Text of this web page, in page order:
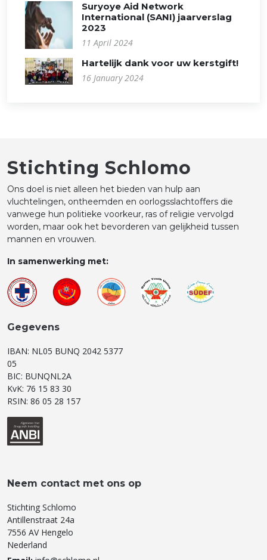
Suryoye Aid Network
International (SANI) jaarverslag
2023
11 April 2024
Hartelijk dank voor uw kerstgift!
16 January 2024
Stichting Schlomo
Ons doel is niet alleen het bieden van hulp aan
vluchtelingen, ontheemden en oorlogsslachtoffers die
vanwege hun politieke voorkeur, ras of religie vervolgd
worden, maar ook het bevorderen van gelijkheid tussen
mannen en vrouwen.
In samenwerking met:
Gegevens
IBAN: NL05 BUNQ 2042 5377
05
BIC: BUNQNL2A
KvK: 76 15 83 30
RSIN: 86 05 28 157
Neem contact met ons op
Stichting Schlomo
Antillenstraat 24a
7556 AV Hengelo
Nederland